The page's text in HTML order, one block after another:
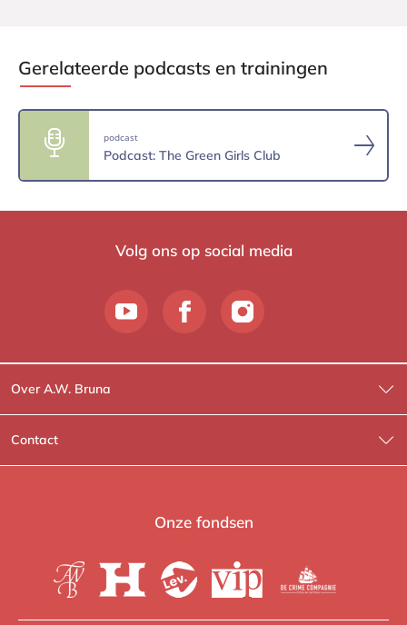
Gerelateerde podcasts en trainingen
podcast
Podcast: The Green Girls Club
Volg ons op social media
Over A.W. Bruna
Wat wij doen
Wie is Wie?
Heartbeat
Contact
Contactinformatie
Voor de boekhandels
Onze fondsen